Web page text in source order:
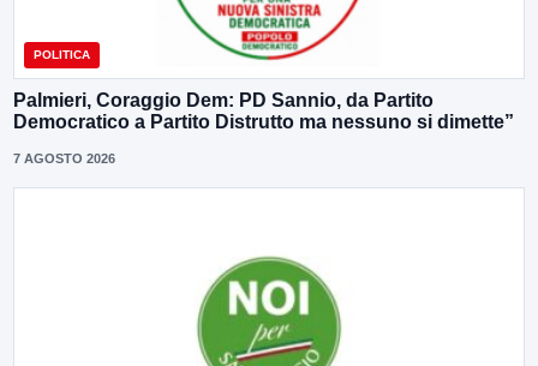
POLITICA
Palmieri, Coraggio Dem: PD Sannio, da Partito
Democratico a Partito Distrutto ma nessuno si dimette”
7 AGOSTO 2026